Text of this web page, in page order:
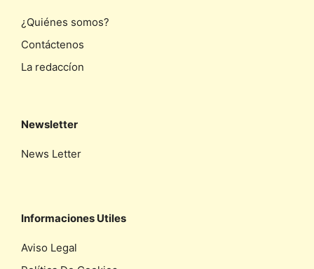
¿Quiénes somos?
Contáctenos
La redaccíon
Newsletter
News Letter
Informaciones Utiles
Aviso Legal